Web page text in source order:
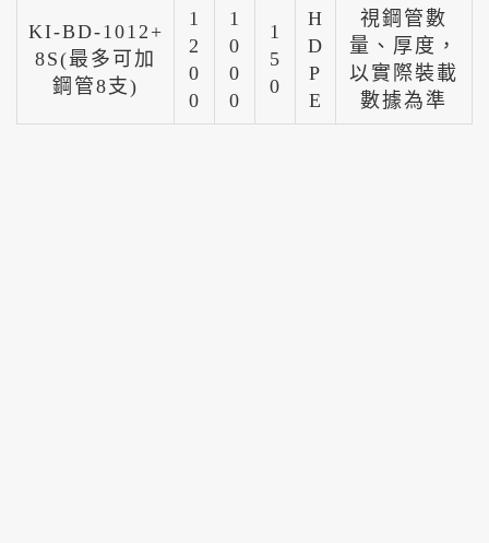
KI-BD-1012+
8S(最多可加
鋼管8支)
1
2
0
0
1
0
0
0
1
5
0
H
D
P
E
視鋼管數
量、厚度，
以實際裝載
數據為準